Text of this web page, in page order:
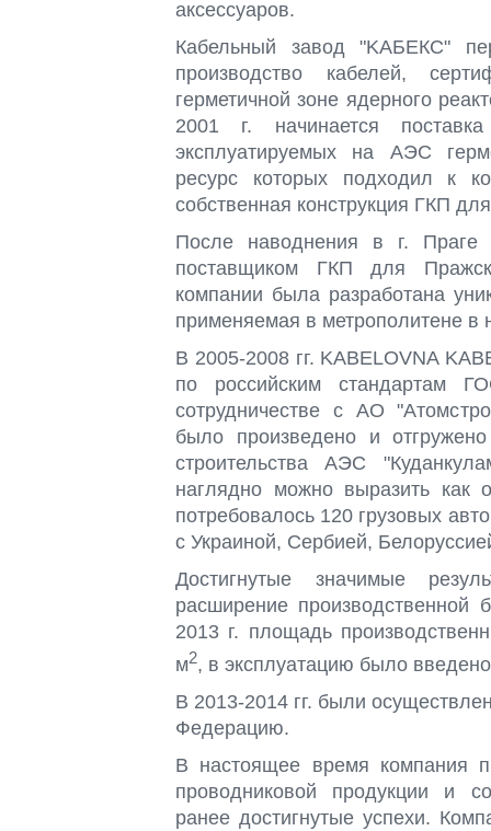
аксессуаров.
Кабельный завод "KAБEКС"
производство кабелей,
герметичной зоне ядерного
2001 г. начинается
эксплуатируемых на АЭС
ресурс которых подходил к
собственная конструкция ГКП
После наводнения в г.
поставщиком ГКП для
компании была разработана
применяемая в метрополитене в
В 2005-2008 гг. KABELOVNA
по российским
сотрудничестве с АО
было произведено и
строительства АЭС
наглядно можно выразить как
потребовалось 120 грузовых
с Украиной, Сербией,
Достигнутые значимые
расширение производственной
2013 г. площадь
м2, в эксплуатацию было
В 2013-2014 гг. были
Федерацию.
В настоящее время компания
проводниковой продукции и
ранее достигнутые успехи.